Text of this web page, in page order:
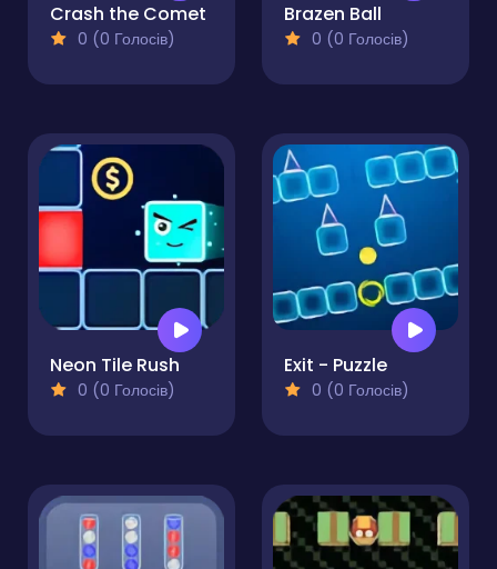
Crash the Comet
0 (0 Голосів)
Brazen Ball
0 (0 Голосів)
Neon Tile Rush
0 (0 Голосів)
Exit - Puzzle
0 (0 Голосів)